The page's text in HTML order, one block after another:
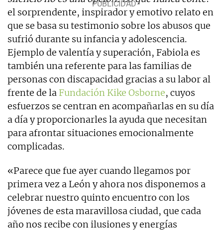
el sorprendente, inspirador y emotivo relato en
que se basa su testimonio sobre los abusos que
sufrió durante su infancia y adolescencia.
Ejemplo de valentía y superación, Fabiola es
también una referente para las familias de
personas con discapacidad gracias a su labor al
frente de la Fundación Kike Osborne, cuyos
esfuerzos se centran en acompañarlas en su día
a día y proporcionarles la ayuda que necesitan
para afrontar situaciones emocionalmente
complicadas.
«Parece que fue ayer cuando llegamos por
primera vez a León y ahora nos disponemos a
celebrar nuestro quinto encuentro con los
jóvenes de esta maravillosa ciudad, que cada
año nos recibe con ilusiones y energías